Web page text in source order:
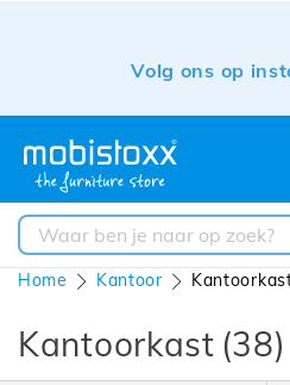
Volg ons op
Home Kantoor
Kantoorkast 38